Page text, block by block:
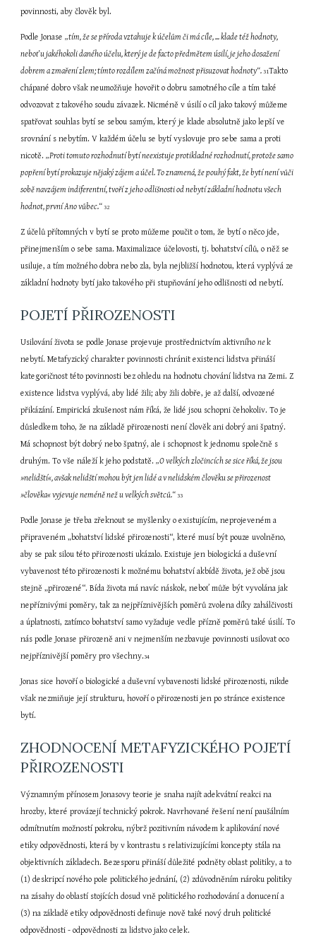
povinnosti, aby člověk byl.
Podle Jonase „tím, že se příroda vztahuje k účelům či má cíle, ... klade též hodnoty,
neboť u jakéhokoli daného účelu, který je de facto předmětem úsilí, je jeho dosažení
dobrem a zmaření zlem; tímto rozdílem začíná možnost přisuzovat hodnoty“. 31Takto
chápané dobro však neumožňuje hovořit o dobru samotného cíle a tím také
odvozovat z takového soudu závazek. Nicméně v úsilí o cíl jako takový můžeme
spatřovat souhlas bytí se sebou samým, který je klade absolutně jako lepší ve
srovnání s nebytím. V každém účelu se bytí vyslovuje pro sebe sama a proti
nicotě. „Proti tomuto rozhodnutí bytí neexistuje protikladné rozhodnutí, protože samo
popření bytí prokazuje nějaký zájem a účel. To znamená, že pouhý fakt, že bytí není vůči
sobě navzájem indiferentní, tvoří z jeho odlišnosti od nebytí základní hodnotu všech
hodnot, první Ano vůbec.“ 32
Z účelů přítomných v bytí se proto můžeme poučit o tom, že bytí o něco jde,
přinejmenším o sebe sama. Maximalizace účelovosti, tj. bohatství cílů, o něž se
usiluje, a tím možného dobra nebo zla, byla nejbližší hodnotou, která vyplývá ze
základní hodnoty bytí jako takového při stupňování jeho odlišnosti od nebytí.
POJETÍ PŘIROZENOSTI
Usilování života se podle Jonase projevuje prostřednictvím aktivního ne k
nebytí. Metafyzický charakter povinnosti chránit existenci lidstva přináší
kategoričnost této povinnosti bez ohledu na hodnotu chování lidstva na Zemi. Z
existence lidstva vyplývá, aby lidé žili; aby žili dobře, je až další, odvozené
přikázání. Empirická zkušenost nám říká, že lidé jsou schopni čehokoliv. To je
důsledkem toho, že na základě přirozenosti není člověk ani dobrý ani špatný.
Má schopnost být dobrý nebo špatný, ale i schopnost k jednomu společně s
druhým. To vše náleží k jeho podstatě. „O velkých zločincích se sice říká, že jsou
»nelidští«, avšak nelidští mohou být jen lidé a v nelidském člověku se přirozenost
»člověka« vyjevuje neméně než u velkých světců.“ 33
Podle Jonase je třeba zřeknout se myšlenky o existujícím, neprojeveném a
připraveném „bohatství lidské přirozenosti“, které musí být pouze uvolněno,
aby se pak silou této přirozenosti ukázalo. Existuje jen biologická a duševní
vybavenost této přirozenosti k možnému bohatství akbídě života, jež obě jsou
stejně „přirozené“. Bída života má navíc náskok, neboť může být vyvolána jak
nepříznivými poměry, tak za nejpříznivějších poměrů zvolena díky zahálčivosti
a úplatnosti, zatímco bohatství samo vyžaduje vedle přízně poměrů také úsilí. To
nás podle Jonase přirozeně ani v nejmenším nezbavuje povinnosti usilovat oco
nejpříznivější poměry pro všechny.34
Jonas sice hovoří o biologické a duševní vybavenosti lidské přirozenosti, nikde
však nezmiňuje její strukturu, hovoří o přirozenosti jen po stránce existence
bytí.
ZHODNOCENÍ METAFYZICKÉHO POJETÍ
PŘIROZENOSTI
Významným přínosem Jonasovy teorie je snaha najít adekvátní reakci na
hrozby, které provázejí technický pokrok. Navrhované řešení není paušálním
odmítnutím možností pokroku, nýbrž pozitivním návodem k aplikování nové
etiky odpovědnosti, která by v kontrastu s relativizujícími koncepty stála na
objektivních základech. Bezesporu přináší důležité podněty oblast politiky, a to
(1) deskripcí nového pole politického jednání, (2) zdůvodněním nároku politiky
na zásahy do oblastí stojících dosud vně politického rozhodování a donucení a
(3) na základě etiky odpovědnosti definuje nově také nový druh politické
odpovědnosti - odpovědnosti za lidstvo jako celek.